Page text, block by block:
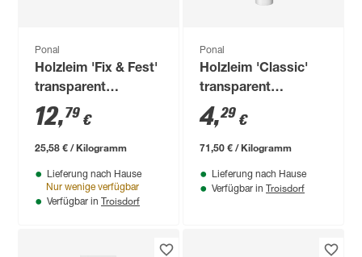
Ponal
Holzleim 'Fix & Fest'
transparent
trocknend 500 g
12,79 €
25,58 € / Kilogramm
Lieferung nach Hause
Nur wenige verfügbar
Verfügbar in Troisdorf
Ponal
Holzleim 'Classic'
transparent
trocknend 60 g
4,29 €
71,50 € / Kilogramm
Lieferung nach Hause
Verfügbar in Troisdorf